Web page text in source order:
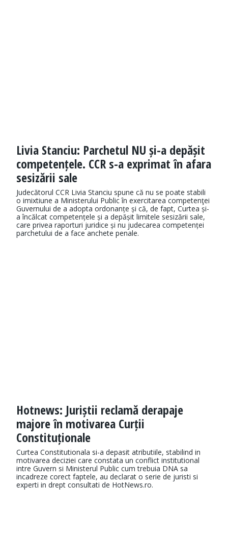
Livia Stanciu: Parchetul NU și-a depășit
competențele. CCR s-a exprimat în afara
sesizării sale
Judecătorul CCR Livia Stanciu spune că nu se poate stabili
o imixtiune a Ministerului Public în exercitarea competenţei
Guvernului de a adopta ordonanțe și că, de fapt, Curtea și-
a încălcat competențele și a depășit limitele sesizării sale,
care privea raporturi juridice și nu judecarea competenței
parchetului de a face anchete penale.
Hotnews: Juriștii reclamă derapaje
majore în motivarea Curții
Constituționale
Curtea Constitutionala si-a depasit atributiile, stabilind in
motivarea deciziei care constata un conflict institutional
intre Guvern si Ministerul Public cum trebuia DNA sa
incadreze corect faptele, au declarat o serie de juristi si
experti in drept consultati de HotNews.ro.